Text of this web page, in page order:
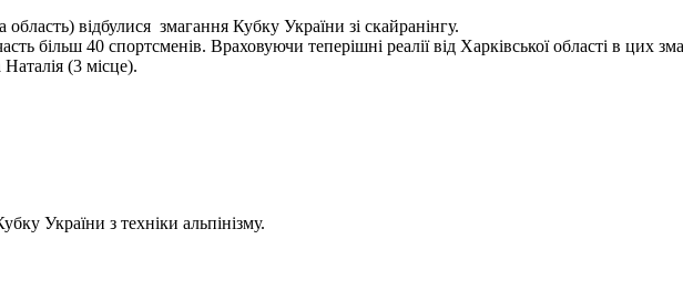
відбулися змагання Кубку України зі скайранінгу.
більш 40 спортсменів. Враховуючи теперішні реалії від Харківської області в цих
(3 місце).
України з техніки альпінізму.